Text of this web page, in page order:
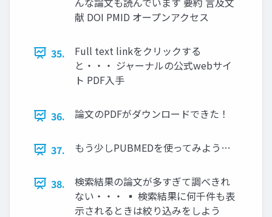
献 DOI PMID オープンアクセス
35.
Full text linkをクリックする
と・・・ ジャーナルの公式webサイ
ト PDF入手
36. 論文のPDFがダウンロードできた！
37. もう少しPUBMEDを使ってみよう…
38.
検索結果の論文が多すぎて調べきれ
ない・・・ ▪ 検索結果に何千件も表
示されるときは絞り込みをしよう